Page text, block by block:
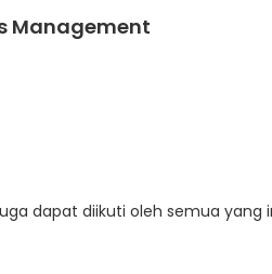
Management
dapat diikuti oleh semua yang